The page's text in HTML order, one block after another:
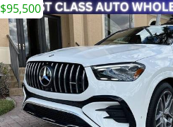
$95,500